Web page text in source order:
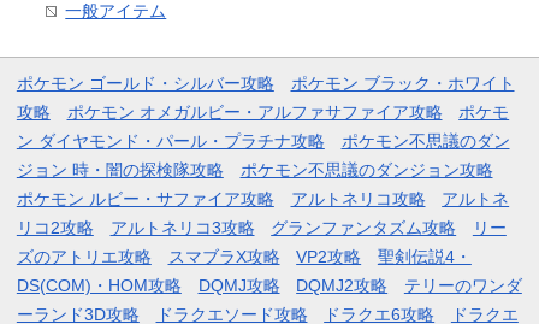
一般アイテム
ポケモン ゴールド・シルバー攻略
ポケモン ブラック・ホワイト
攻略
ポケモン オメガルビー・アルファサファイア攻略
ポケモ
ン ダイヤモンド・パール・プラチナ攻略
ポケモン不思議のダン
ジョン 時・闇の探検隊攻略
ポケモン不思議のダンジョン攻略
ポケモン ルビー・サファイア攻略
アルトネリコ攻略
アルトネ
リコ2攻略
アルトネリコ3攻略 グランファンタズム攻略
リー
ズのアトリエ攻略
スマブラX攻略 VP2攻略
聖剣伝説4・
DS(COM)・HOM攻略
DQMJ攻略 DQMJ2攻略
テリーのワンダ
ーランド3D攻略
ドラクエソード攻略 ドラクエ6攻略 ドラクエ